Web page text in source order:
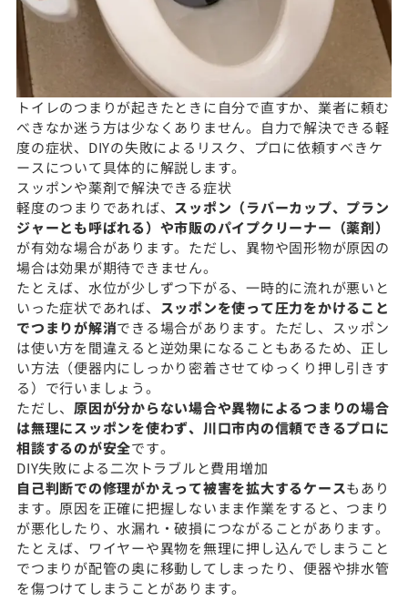
トイレのつまりが起きたときに自分で直すか、業者に頼む
べきなか迷う方は少なくありません。自力で解決できる軽
度の症状、DIYの失敗によるリスク、プロに依頼すべきケ
ースについて具体的に解説します。
スッポンや薬剤で解決できる症状
軽度のつまりであれば、 スッポン（ラバーカップ、プラン
ジャーとも呼ばれる）や市販のパイプクリーナー（薬剤）
が有効な場合があります。ただし、異物や固形物が原因の
場合は効果が期待できません。
たとえば、水位が少しずつ下がる、一時的に流れが悪いと
いった症状であれば、 スッポンを使って圧力をかけること
でつまりが解消できる場合があります。ただし、スッポン
は使い方を間違えると逆効果になることもあるため、正し
い方法（便器内にしっかり密着させてゆっくり押し引きす
る）で行いましょう。
ただし、 原因が分からない場合や異物によるつまりの場合
は無理にスッポンを使わず、川口市内の信頼できるプロに
相談するのが安全です。
DIY失敗による二次トラブルと費用増加
自己判断での修理がかえって被害を拡大するケースもあり
ます。原因を正確に把握しないまま作業をすると、つまり
が悪化したり、水漏れ・破損につながることがあります。
たとえば、ワイヤーや異物を無理に押し込んでしまうこと
でつまりが配管の奥に移動してしまったり、便器や排水管
を傷つけてしまうことがあります。